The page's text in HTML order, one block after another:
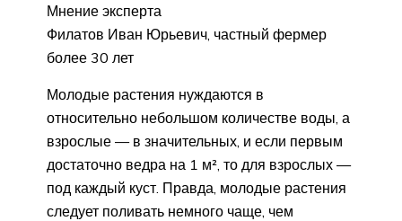
Мнение эксперта
Филатов Иван Юрьевич, частный фермер
более 30 лет
Молодые растения нуждаются в
относительно небольшом количестве воды, а
взрослые — в значительных, и если первым
достаточно ведра на 1 м², то для взрослых —
под каждый куст. Правда, молодые растения
следует поливать немного чаще, чем